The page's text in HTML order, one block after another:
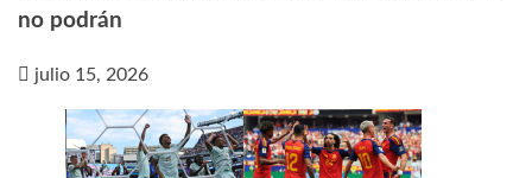
no podrán
julio 15, 2026